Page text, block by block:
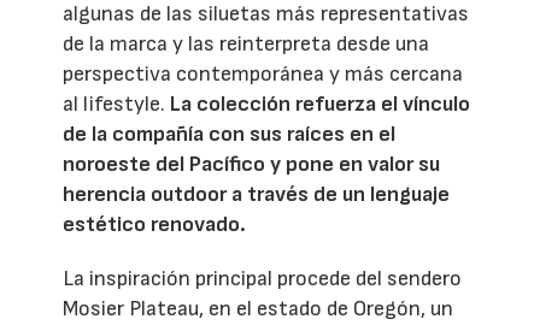
algunas de las siluetas más representativas
de la marca y las reinterpreta desde una
perspectiva contemporánea y más cercana
al lifestyle. La colección refuerza el vínculo
de la compañía con sus raíces en el
noroeste del Pacífico y pone en valor su
herencia outdoor a través de un lenguaje
estético renovado.
La inspiración principal procede del sendero
Mosier Plateau, en el estado de Oregón, un